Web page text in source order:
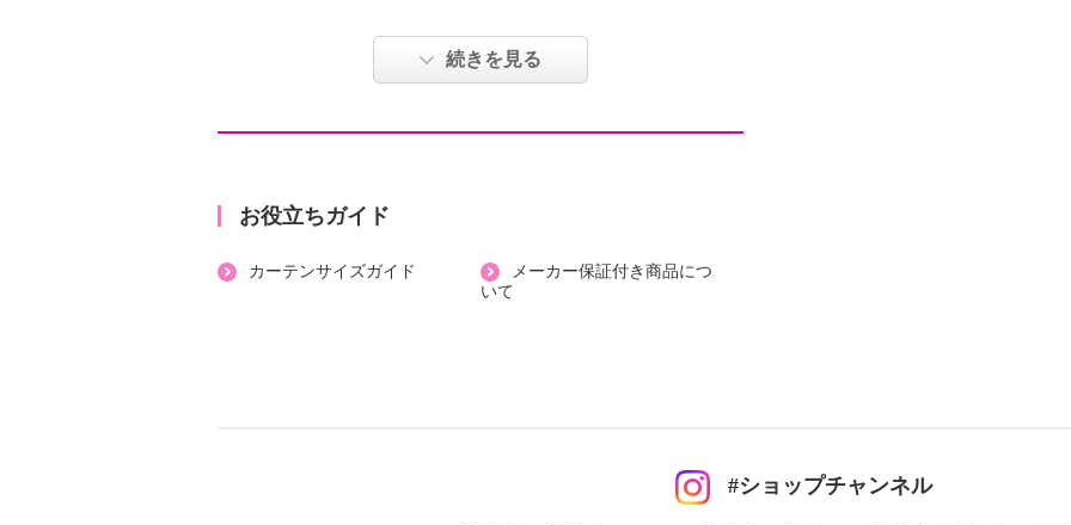
また、内面の角はなめらかになっており、汚れがたまりにく
のフライパンをそろえていただければ幅広くいろいろな料理
底丸パンプラスと重ね、コンパクトに収納できます。
・アルミニウム合金（内面＝ふっ素樹脂塗膜加工、外面＝焼
続きを見る
お役立ちガイド
カーテンサイズガイド
メーカー保証付き商品につ
いて
#ショップチャンネル